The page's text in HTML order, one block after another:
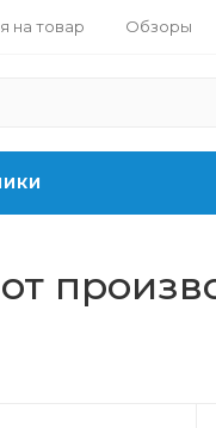
на товар Обзоры